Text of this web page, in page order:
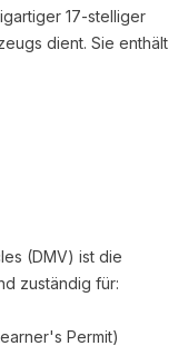
17-stelliger
dient. Sie enthält
(DMV) ist die
zuständig für:
Permit)